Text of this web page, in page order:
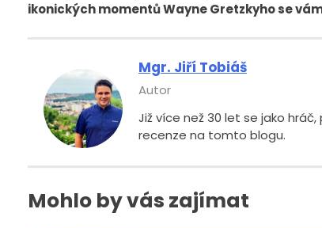
ikonických momentů Wayne Gretzkyho se
Mgr. Jiří Tobiáš
Autor
Již více než 30 let se jako
recenze na tomto blogu.
Mohlo by vás zajímat